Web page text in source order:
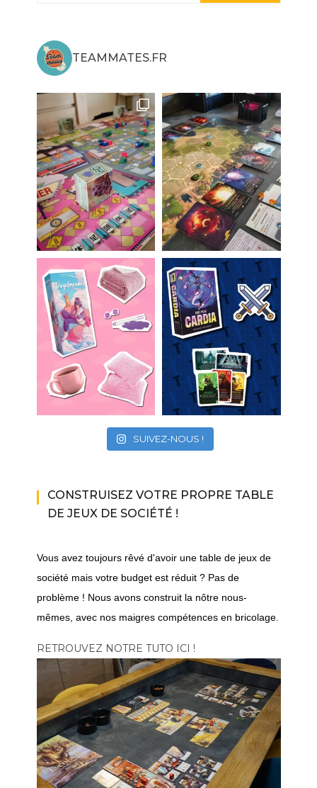
TEAMMATES.FR
SUIVEZ-NOUS !
CONSTRUISEZ VOTRE PROPRE TABLE
DE JEUX DE SOCIÉTÉ !
Vous avez toujours rêvé d'avoir une table de jeux de
société mais votre budget est réduit ? Pas de
problème ! Nous avons construit la nôtre nous-
mêmes, avec nos maigres compétences en bricolage.
RETROUVEZ NOTRE TUTO ICI !